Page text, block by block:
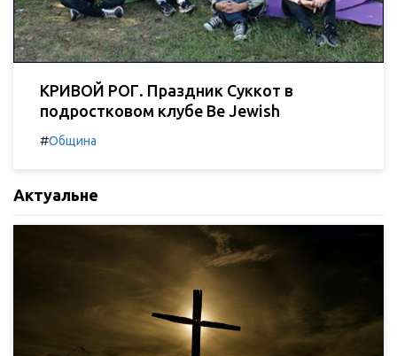
КРИВОЙ РОГ. Праздник Суккот в
подростковом клубе Be Jewish
#Община
Актуальне